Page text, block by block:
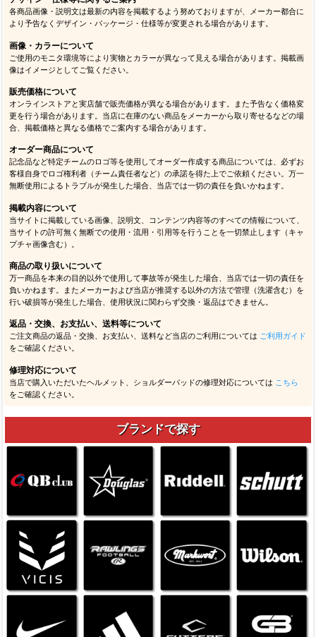
各商品画像・説明文は最新の内容を掲載するよう努めておりますが、メーカー都合に
より予告なくデザイン・パッケージ・仕様等が変更される場合があります。
画像・カラーについて
ご使用のモニタ環境等により実物とカラーが異なって見える場合があります。掲載画
像はイメージとしてご覧ください。
販売価格について
オンラインストアと実店舗で販売価格が異なる場合があります。また予告なく価格変
更を行う場合があります。当店に在庫のない商品をメーカーから取り寄せるなどの場
合、掲載価格と異なる価格でご案内する場合があります。
オーダー商品について
記念品など特定チームのロゴ等を使用してオーダー作成する商品については、必ずお
客様自身でロゴ権利者（チーム責任者など）の承諾を得た上でご依頼ください。万一
無断使用によるトラブルが発生した場合、当店では一切の責任を負いかねます。
掲載内容について
当サイトに掲載している画像、説明文、コンテンツ内容等のすべての情報について、
当サイトの許可無く無断での使用・流用・引用等を行うことを一切禁止します（キャ
プチャ画像含む）。
商品の取り扱いについて
万一商品を本来の目的以外で使用して事故等が発生した場合、当店では一切の責任を
負いかねます。またメーカーおよび当店が推奨する以外の方法で管理（洗濯含む）を
行い破損等が発生した場合、使用状況に関わらず交換・返品はできません。
返品・交換、お支払い、送料等について
ご注文商品の返品・交換、お支払い、送料など当店のご利用については ご利用ガイド
をご確認ください。
修理対応について
当店で購入いただいたヘルメット、ショルダーパッドの修理対応については こちら
をご確認ください。
ブランドで探す